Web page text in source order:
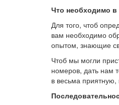
Что необходимо в
Для того, чтоб
вам необходимо
опытом, знающие
Чтоб мы могли
номеров, дать нам
в весьма